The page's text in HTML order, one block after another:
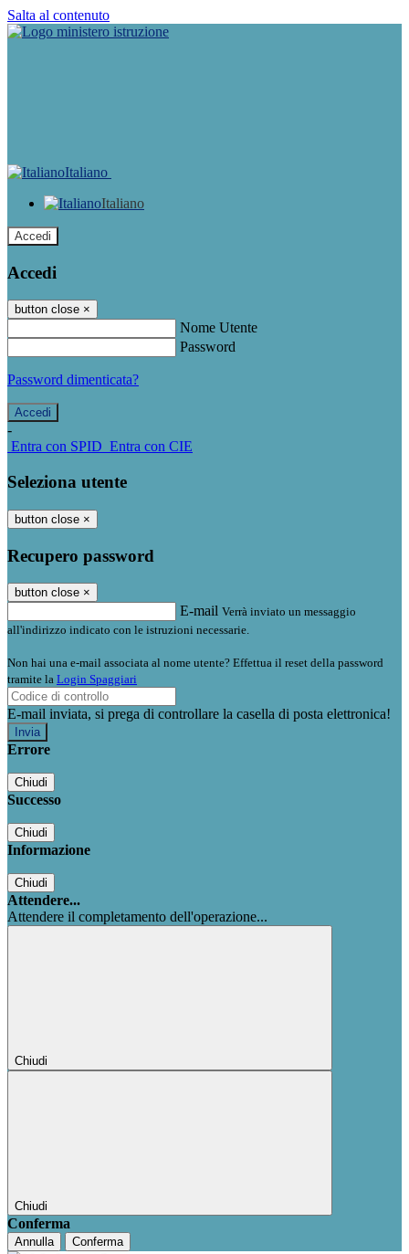
Salta al contenuto
Italiano
Italiano
Accedi
Accedi
button close ×
Nome Utente
Password
Password dimenticata?
-
Entra con SPID Entra con CIE
Seleziona utente
button close ×
Recupero password
button close ×
E-mail Verrà inviato un messaggio
all'indirizzo indicato con le istruzioni necessarie.
Non hai una e-mail associata al nome utente? Effettua il reset della password
tramite la Login Spaggiari
E-mail inviata, si prega di controllare la casella di posta elettronica!
Errore
Chiudi
Successo
Chiudi
Informazione
Chiudi
Attendere...
Attendere il completamento dell'operazione...
Chiudi
Chiudi
Conferma
Annulla Conferma